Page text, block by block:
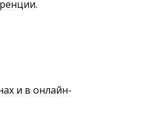
и в онлайн-